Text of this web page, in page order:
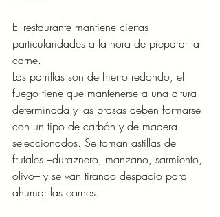
El restaurante mantiene ciertas
particularidades a la hora de preparar la
carne.
Las parrillas son de hierro redondo, el
fuego tiene que mantenerse a una altura
determinada y las brasas deben formarse
con un tipo de carbón y de madera
seleccionados. Se toman astillas de
frutales –duraznero, manzano, sarmiento,
olivo– y se van tirando despacio para
ahumar las carnes.